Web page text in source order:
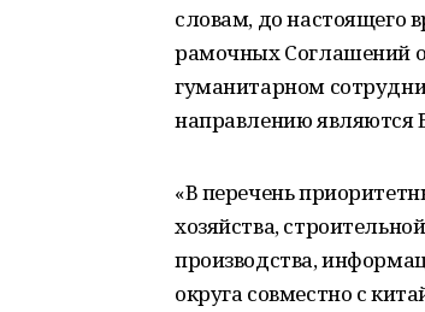
словам, до настоящего
рамочных Соглашений
гуманитарном
направлению являются
«В перечень
хозяйства,
производства,
округа совместно с